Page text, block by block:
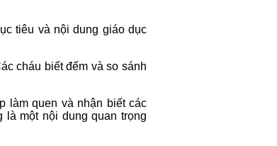
tiêu và nội dung giáo dục
cháu biết đếm và so sánh
làm quen và nhận biết các
là một nội dung quan trọng